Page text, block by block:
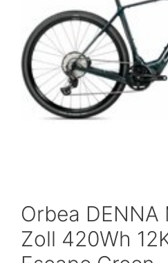
Orbea DENNA
Zoll 420Wh